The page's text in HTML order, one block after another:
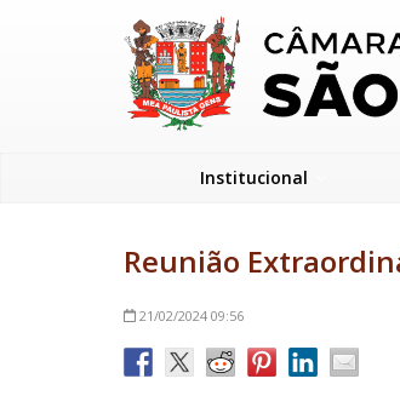
Institucional
Reunião
21/02/202409:56